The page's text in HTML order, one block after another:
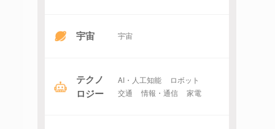
宇宙 宇宙
テクノ
ロジー
AI・人工知能
ロボット
交通
情報・通信 家電